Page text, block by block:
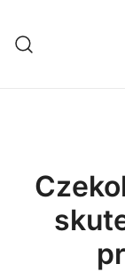
content